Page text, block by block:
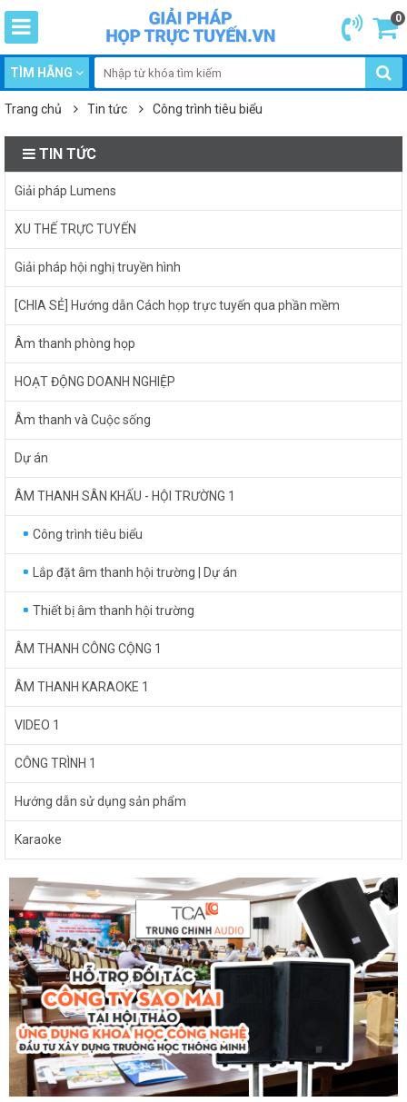
0
TÌM HÃNG
Trang chủ Tin tức Công trình tiêu biểu
TIN TỨC
Giải pháp Lumens
XU THẾ TRỰC TUYẾN
Giải pháp hội nghị truyền hình
[CHIA SẺ] Hướng dẫn Cách họp trực tuyến qua phần mềm
Âm thanh phòng họp
HOẠT ĐỘNG DOANH NGHIỆP
Âm thanh và Cuộc sống
Dự án
ÂM THANH SÂN KHẤU - HỘI TRƯỜNG 1
Công trình tiêu biểu
Lắp đặt âm thanh hội trường | Dự án
Thiết bị âm thanh hội trường
ÂM THANH CÔNG CỘNG 1
ÂM THANH KARAOKE 1
VIDEO 1
CÔNG TRÌNH 1
Hướng dẫn sử dụng sản phẩm
Karaoke